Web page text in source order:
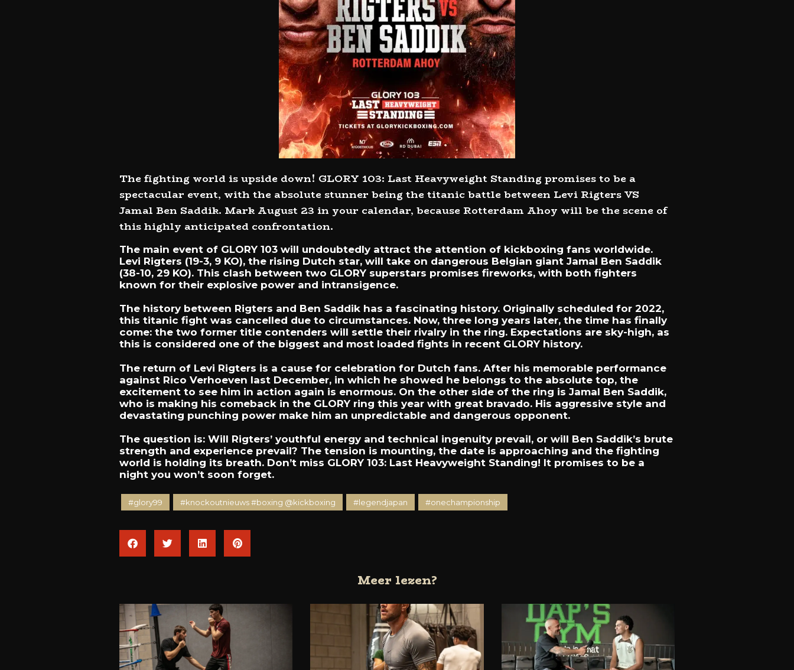
The fighting world is upside down! GLORY 103: Last Heavyweight Standing promises to be a
spectacular event, with the absolute stunner being the titanic battle between Levi Rigters VS
Jamal Ben Saddik. Mark August 23 in your calendar, because Rotterdam Ahoy will be the scene of
this highly anticipated confrontation.
The main event of GLORY 103 will undoubtedly attract the attention of kickboxing fans worldwide.
Levi Rigters (19-3, 9 KO), the rising Dutch star, will take on dangerous Belgian giant Jamal Ben Saddik
(38-10, 29 KO). This clash between two GLORY superstars promises fireworks, with both fighters
known for their explosive power and intransigence.
The history between Rigters and Ben Saddik has a fascinating history. Originally scheduled for 2022,
this titanic fight was cancelled due to circumstances. Now, three long years later, the time has finally
come: the two former title contenders will settle their rivalry in the ring. Expectations are sky-high, as
this is considered one of the biggest and most loaded fights in recent GLORY history.
The return of Levi Rigters is a cause for celebration for Dutch fans. After his memorable performance
against Rico Verhoeven last December, in which he showed he belongs to the absolute top, the
excitement to see him in action again is enormous. On the other side of the ring is Jamal Ben Saddik,
who is making his comeback in the GLORY ring this year with great bravado. His aggressive style and
devastating punching power make him an unpredictable and dangerous opponent.
The question is: Will Rigters’ youthful energy and technical ingenuity prevail, or will Ben Saddik’s brute
strength and experience prevail? The tension is mounting, the date is approaching and the fighting
world is holding its breath. Don’t miss GLORY 103: Last Heavyweight Standing! It promises to be a
night you won’t soon forget.
#glory99 #knockoutnieuws #boxing @kickboxing #legendjapan #onechampionship
Meer lezen?